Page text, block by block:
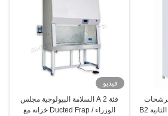
HEPA مختبر من الدرجة الثانية B2
فيديو
فئة A 2 السلامة البيولوجية مجلس
الوزراء / Ducted Frap خزانة مع